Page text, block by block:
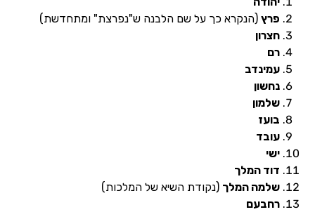
(הנקרא כך על שם הלבנה ש"נפרצת" ומתחדשת)
המלך
המלך(נקודת השיא של המלכות)